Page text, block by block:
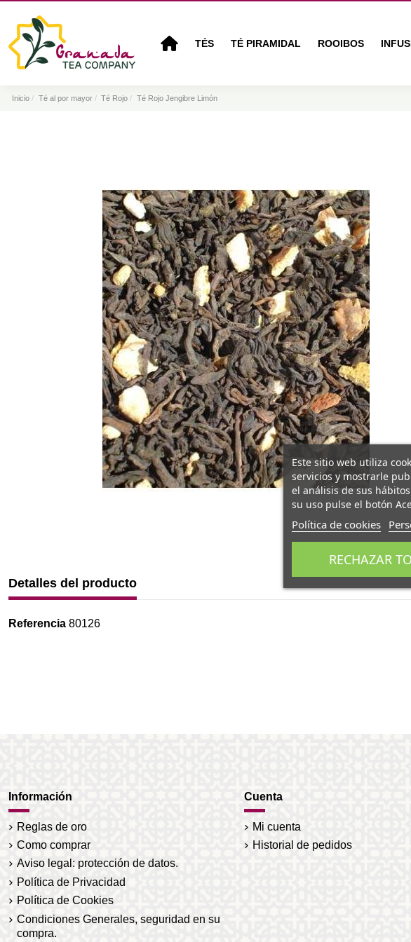
TÉS TÉ PIRAMIDAL ROOIBOS
Inicio Té al por mayor Té Rojo Té Rojo Jengibre Limón
Detalles del producto
Referencia 80126
Información
Reglas de oro
Como comprar
Aviso legal: protección de datos.
Política de Privacidad
Política de Cookies
Condiciones Generales, seguridad en su
compra.
Cuenta
Mi cuenta
Historial de pedidos
Este sitio web utiliza
servicios y mostrarle
el análisis de sus
su uso pulse el botón
Política de cookies
RECHAZAR